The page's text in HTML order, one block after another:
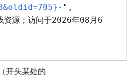
",
开头某处的